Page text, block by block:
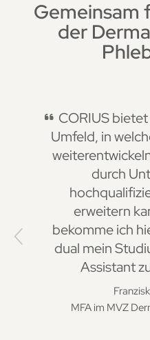
Gemeinsam
der
CORIUS
Umfeld, in
durch
erweitern
bekomme ich
dual mein
Assistant
MFA im MVZ
Previous